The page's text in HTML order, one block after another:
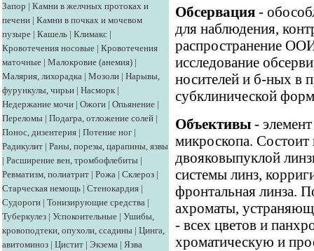
Запор | Камни в желчных протоках и
печени | Камни в почках и мочевом
пузыре | Кашель | Климакс |
Кровотечения носовые | Кровотечения
маточные | Малокровие (анемия) |
Малярия, лихорадка | Мозоли | Нарывы,
фурункулы, чирьи | Насморк |
Недержание мочи | Ожоги | Опьянение |
Переломы | Подагра, отложение солей |
Понос, дизентерия | Потение ног |
Радикулит | Раны, порезы, царапины, язвы
| Расширение вен, тромбофлебиты |
Ревматизм, полиатрит | Рожа | Склероз |
Старческая немощь | Стенокардия |
Судороги | Тонизирующие средства |
Туберкулез | Успокоительные | Ушибы,
кровоподтеки, опухоли, ссадины | Цинга,
авитоминоз | Цистит | Экзема | Язва
Обсервация -
для наблюдения,
распространение
исследование
носителей и б-ных в
субклинической
Объективы -
микроскопа. Состоит
двояковыпуклой
системы линз,
фронтальная линза.
ахроматы,
- всех цветов и
хроматическую и